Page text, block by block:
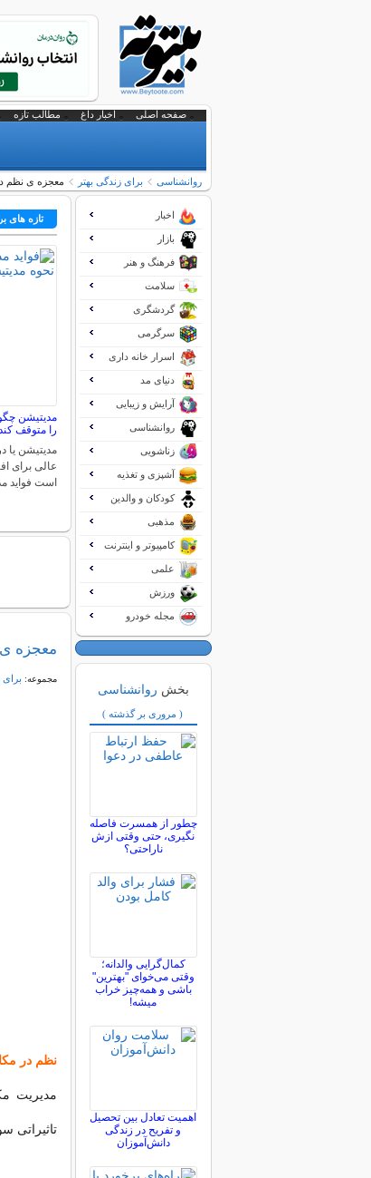
صفحه اصلی اخبار داغ مطالب تازه
روانشناسی برای زندگی بهتر معجزه ی نظم
تازه های
مدیتیشن
را متوقف
مدیتیشن یا
عالی برای
است فواید
معجزه
مجموعه: برای
نظم در
مدیریت
تاثیراتی
اخبار
بازار
فرهنگ و هنر
سلامت
گردشگری
سرگرمی
اسرار خانه داری
دنیای مد
آرایش و زیبایی
روانشناسی
زناشویی
آشپزی و تغذیه
کودکان و والدین
مذهبی
کامپیوتر و اینترنت
علمی
ورزش
مجله خودرو
بخش روانشناسی
( مروری بر گذشته )
چطور از همسرت فاصله
نگيری، حتی وقتی ازش
ناراحتی؟
کمال‌گرایی والدانه؛
وقتی می‌خوای "بهترین"
باشی و همه‌چیز خراب
میشه!
اهمیت تعادل بین تحصیل
و تفریح در زندگی
دانش‌آموزان